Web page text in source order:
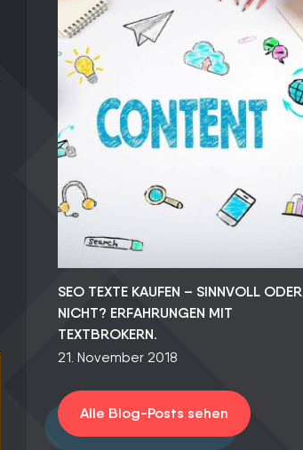
SEO TEXTE KAUFEN – SINNVOLL ODER
NICHT? ERFAHRUNGEN MIT
TEXTBROKERN.
21. November 2018
Alle Blog-Posts sehen